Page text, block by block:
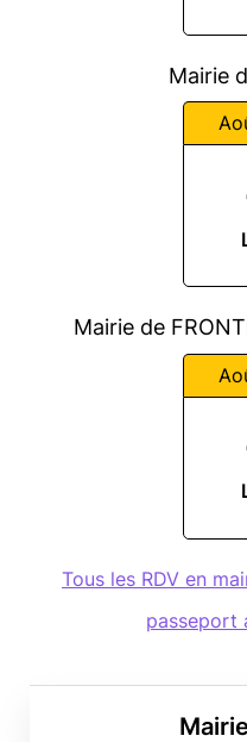
Mairie
Mairie de
Tous les RDV en
passeport